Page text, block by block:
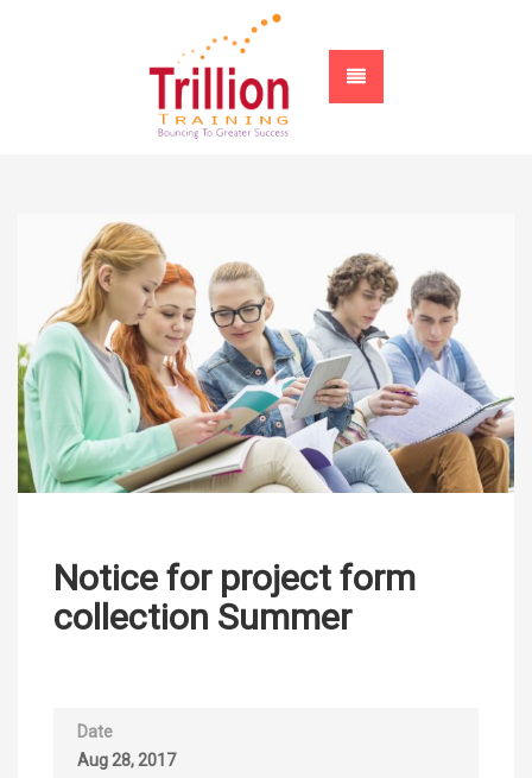
Notice for project form
collection Summer
Date
Aug 28, 2017